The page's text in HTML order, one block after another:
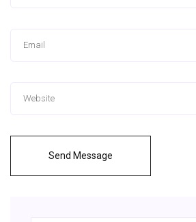
Send Message